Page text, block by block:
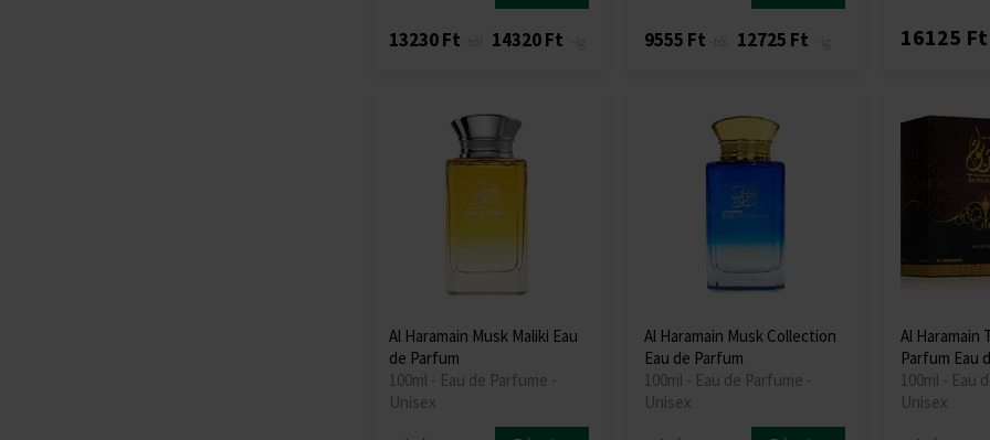
13230 Ft 14320 Ft 9555 Ft 12725 Ft 16125 Ft
Al Haramain Musk Maliki Eau
de Parfum
100ml - Eau de Parfume -
Unisex
Al Haramain Musk Collection
Eau de Parfum
100ml - Eau de Parfume -
Unisex
Al Haramain
Parfum Eau
100ml - Eau
Unisex